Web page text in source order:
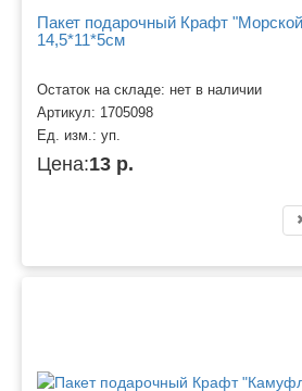
Пакет подарочный Крафт
14,5*11*5см
Остаток на складе: нет в наличии
Артикул: 1705098
Ед. изм.: уп.
Цена:13 р.